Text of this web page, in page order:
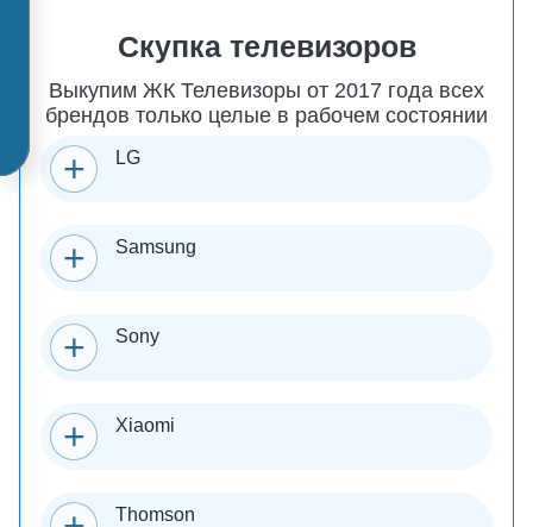
Скупка телевизоров
Выкупим ЖК Телевизоры от 2017 года всех
брендов только целые в рабочем состоянии
LG
Samsung
Sony
Xiaomi
Thomson